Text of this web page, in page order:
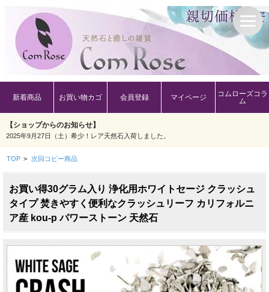
新着商品 お買い物カゴ 会員登録 マイページ
コムローズコラ
ム
【ショップからのお知らせ】
2025年9月27日（土）希少！レア天然石入荷しました。
TOP > 次回コピー商品
お買い得30グラム入り 浄化用ホワイトセージ クラッシュ
タイプ 焚きやすく便利なクラッシュリーフ カリフォルニ
ア産 kou-p パワーストーン 天然石